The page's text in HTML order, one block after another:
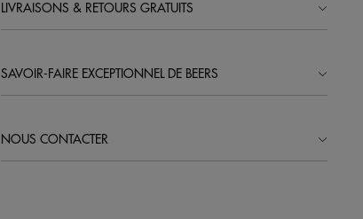
LIVRAISONS & RETOURS GRATUITS
SAVOIR-FAIRE EXCEPTIONNEL DE BEERS
NOUS CONTACTER